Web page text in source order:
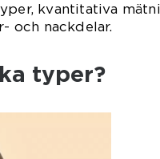
kvantitativa
och nackdelar.
typer?